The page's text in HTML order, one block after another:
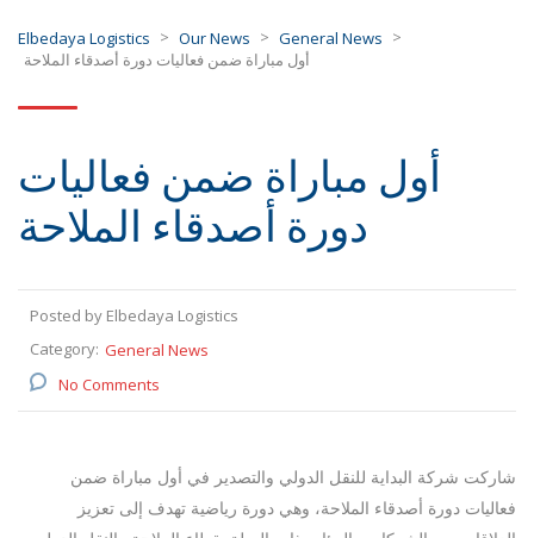
Elbedaya Logistics > Our News > General News >
أول مباراة ضمن فعاليات دورة أصدقاء الملاحة
أول مباراة ضمن فعاليات
دورة أصدقاء الملاحة
Posted by Elbedaya Logistics
Category: General News
No Comments
شاركت شركة البداية للنقل الدولي والتصدير في أول مباراة ضمن
فعاليات دورة أصدقاء الملاحة، وهي دورة رياضية تهدف إلى تعزيز